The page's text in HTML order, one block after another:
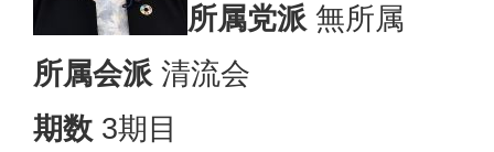
所属党派 無所属
所属会派 清流会
期数 3期目